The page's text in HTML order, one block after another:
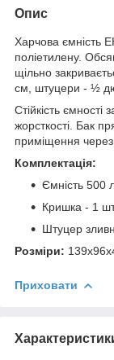
Опис
Харчова ємність
поліетилену.
щільно
см, штуцери - ½
Стійкість ємності
жорсткості. Бак
приміщення через
Комплектація:
Ємність 500
Кришка - 1
Штуцер
Розміри:
Приховати